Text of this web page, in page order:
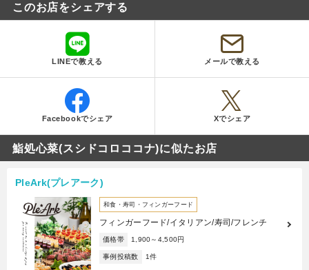
このお店をシェアする
LINEで教える メールで教える
Facebookでシェア Xでシェア
鮨処心菜(スシドコロココナ)に似たお店
PleArk(プレアーク)
和食・寿司・フィンガーフード
フィンガーフード/イタリアン/寿司/フレンチ
価格帯 1,900～4,500円
事例投稿数 1件